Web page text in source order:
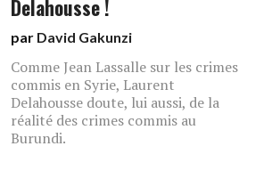
Delahousse !
par David Gakunzi
Comme Jean Lassalle sur les crimes
commis en Syrie, Laurent
Delahousse doute, lui aussi, de la
réalité des crimes commis au
Burundi.